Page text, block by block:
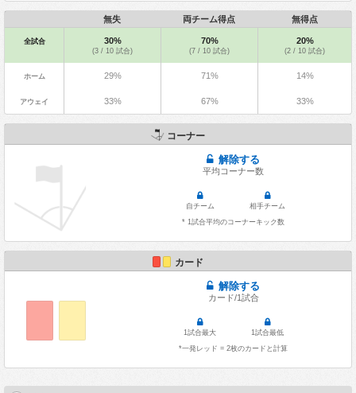
無失 両チーム得点 無得点
全試合 30%
(3 / 10 試合)
70%
(7 / 10 試合)
20%
(2 / 10 試合)
ホーム 29% 71% 14%
アウェイ 33% 67% 33%
コーナー
解除する
平均コーナー数
自チーム
相手チーム
* 1試合平均のコーナーキック数
カード
解除する
カード/1試合
1試合最大
1試合最低
*一発レッド = 2枚のカードと計算